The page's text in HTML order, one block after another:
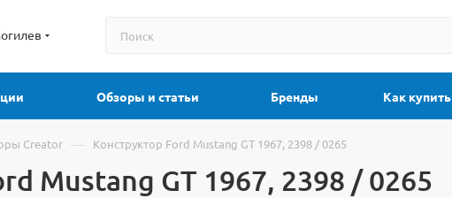
Обзоры и статьи Бренды Как купить
Creator — Конструктор Ford Mustang GT 1967, 2398 / 0265
Mustang GT 1967, 2398 / 0265